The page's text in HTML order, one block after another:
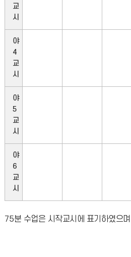
교
시
야
4
교
시
야
5
교
시
야
6
교
시
75분 수업은 시작교시에 표기하였으